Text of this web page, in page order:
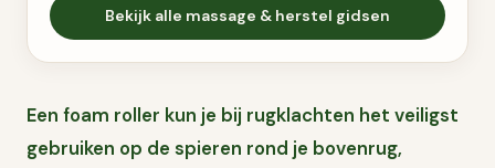
Bekijk alle massage & herstel gidsen
Een foam roller kun je bij rugklachten het veiligst
gebruiken op de spieren rond je bovenrug,